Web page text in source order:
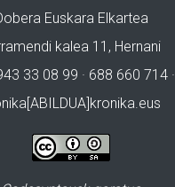
Euskara Elkartea
kalea 11, Hernani
33 08 99 · 688 660 714 ·